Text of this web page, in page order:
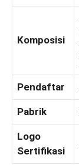
Komposisi
Pendaftar
Pabrik
Logo
Sertifikasi